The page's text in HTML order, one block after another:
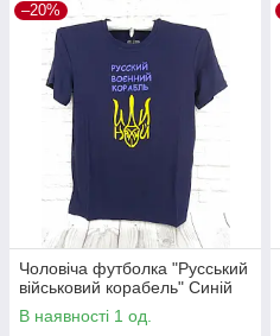
–20%
Чоловіча футболка "Русський
військовий корабель" Синій
В наявності 1 од.